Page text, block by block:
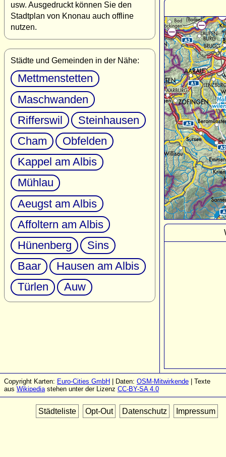
usw. Ausgedruckt können Sie den
Stadtplan von Knonau auch offline
nutzen.
Städte und Gemeinden in der Nähe:
Mettmenstetten
Maschwanden
Rifferswil
Steinhausen
Cham
Obfelden
Kappel am Albis
Mühlau
Aeugst am Albis
Affoltern am Albis
Hünenberg
Sins
Baar
Hausen am Albis
Türlen
Auw
Copyright Karten: Euro-Cities GmbH | Daten: OSM-Mitwirkende | Texte
aus Wikipediastehen unter der Lizenz CC-BY-SA 4.0
Städteliste Opt-Out Datenschutz Impressum